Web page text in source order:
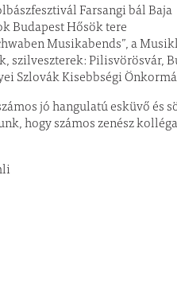
Farsangi bál Baja
Budapest Hősök tere
Musikabends”, a
szilveszterek: Pilisvörösvár,
Szlovák Kisebbségi
jó hangulatú esküvő és
hogy számos zenész